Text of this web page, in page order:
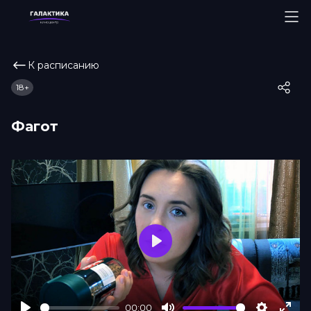
К расписанию
Фагот
18+
00:00
Play